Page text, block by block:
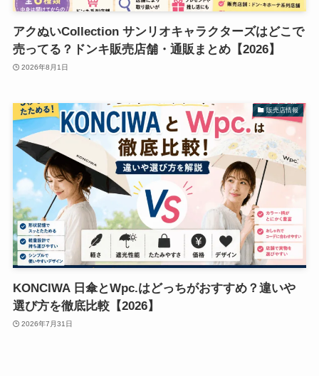
アクぬいCollection サンリオキャラクターズはどこで
売ってる？ドンキ販売店舗・通販まとめ【2026】
2026年8月1日
販売店情報
KONCIWA 日傘とWpc.はどっちがおすすめ？違いや
選び方を徹底比較【2026】
2026年7月31日